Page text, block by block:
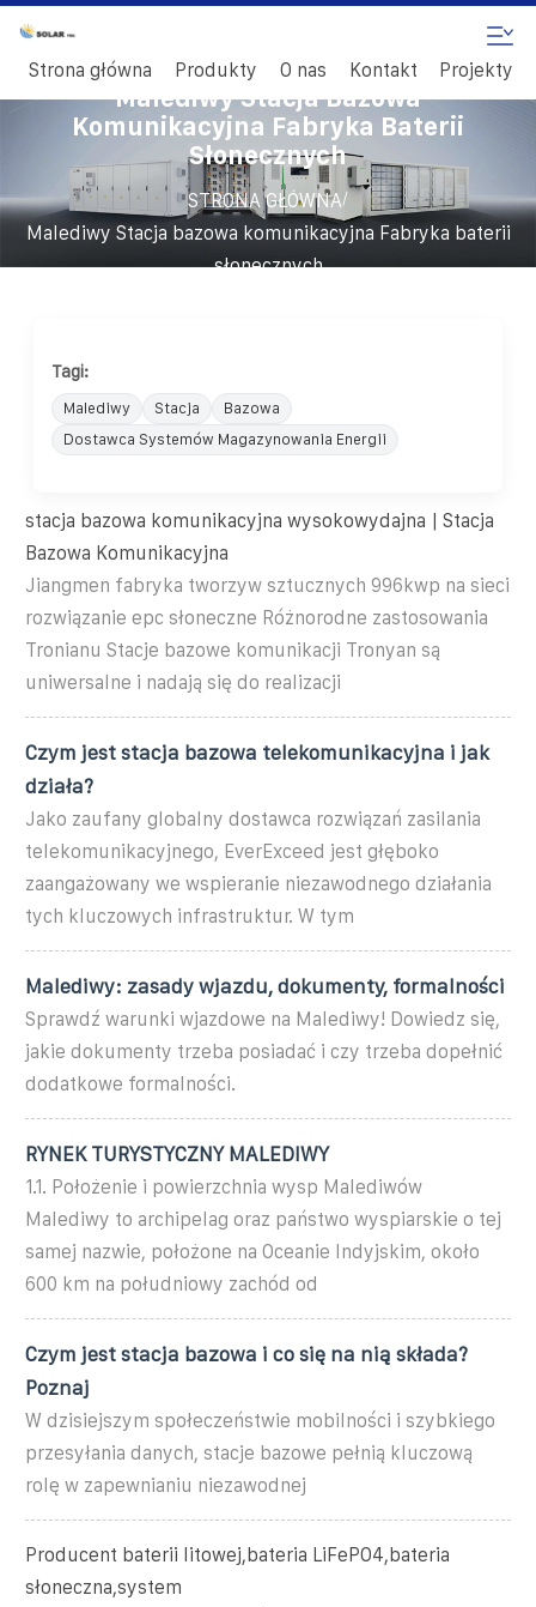
Strona główna Produkty O nas Kontakt Projekty
Malediwy Stacja Bazowa
Komunikacyjna Fabryka Baterii
Słonecznych
STRONA GŁÓWNA/
Malediwy Stacja bazowa komunikacyjna Fabryka baterii
słonecznych
Tagi:
Malediwy Stacja
Bazowa
Dostawca Systemów Magazynowania Energii
stacja bazowa komunikacyjna wysokowydajna | Stacja
Bazowa Komunikacyjna
Jiangmen fabryka tworzyw sztucznych 996kwp na sieci
rozwiązanie epc słoneczne Różnorodne zastosowania
Tronianu Stacje bazowe komunikacji Tronyan są
uniwersalne i nadają się do realizacji
Czym jest stacja bazowa telekomunikacyjna i jak
działa?
Jako zaufany globalny dostawca rozwiązań zasilania
telekomunikacyjnego, EverExceed jest głęboko
zaangażowany we wspieranie niezawodnego działania
tych kluczowych infrastruktur. W tym
Malediwy: zasady wjazdu, dokumenty, formalności
Sprawdź warunki wjazdowe na Malediwy! Dowiedz się,
jakie dokumenty trzeba posiadać i czy trzeba dopełnić
dodatkowe formalności.
RYNEK TURYSTYCZNY MALEDIWY
1.1. Położenie i powierzchnia wysp Malediwów
Malediwy to archipelag oraz państwo wyspiarskie o tej
samej nazwie, położone na Oceanie Indyjskim, około
600 km na południowy zachód od
Czym jest stacja bazowa i co się na nią składa?
Poznaj
W dzisiejszym społeczeństwie mobilności i szybkiego
przesyłania danych, stacje bazowe pełnią kluczową
rolę w zapewnianiu niezawodnej
Producent baterii litowej,bateria LiFePO4,bateria
słoneczna,system